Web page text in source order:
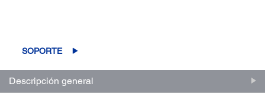
Enlace
la
misma
página.
SOPORTE
Descripción general